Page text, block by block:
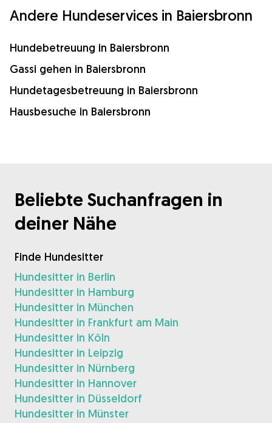
Andere Hundeservices in Baiersbronn
Hundebetreuung in Baiersbronn
Gassi gehen in Baiersbronn
Hundetagesbetreuung in Baiersbronn
Hausbesuche in Baiersbronn
Beliebte Suchanfragen in
deiner Nähe
Finde Hundesitter
Hundesitter in Berlin
Hundesitter in Hamburg
Hundesitter in München
Hundesitter in Frankfurt am Main
Hundesitter in Köln
Hundesitter in Leipzig
Hundesitter in Nürnberg
Hundesitter in Hannover
Hundesitter in Düsseldorf
Hundesitter in Münster